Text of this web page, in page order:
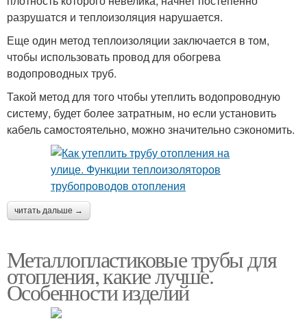
разрушатся и теплоизоляция нарушается.
Еще один метод теплоизоляции заключается в том,
чтобы использовать провод для обогрева
водопроводных труб.
Такой метод для того чтобы утеплить водопроводную
систему, будет более затратным, но если установить
кабель самостоятельно, можно значительно сэкономить.
читать дальше →
Металлопластиковые трубы для
отопления, какие лучше.
Особенности изделий